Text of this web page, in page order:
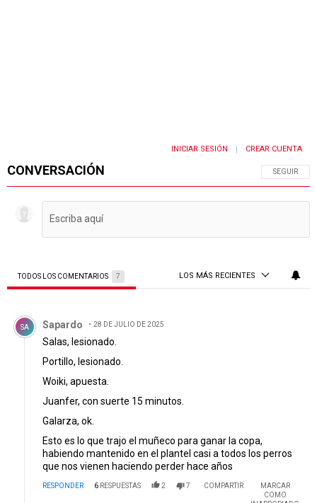
CONVERSACIÓN SIGA ESTA
SEGUIR
INICIAR SESIÓN | CREAR CUENTA
TODOS LOS COMENTARIOS 7 LOS MÁS RECIENTES
Comentario de Sapardo.
SA Sapardo 28 DE JULIO DE 2025
Salas, lesionado.
Portillo, lesionado.
Woiki, apuesta.
Juanfer, con suerte 15 minutos.
Galarza, ok.
Esto es lo que trajo el muñeco para ganar la copa,
habiendo mantenido en el plantel casi a todos los perros
que nos vienen haciendo perder hace años
RESPONDER 6 RESPUESTAS 2 7 COMPARTIR
MARCAR
COMO